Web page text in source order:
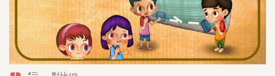
適合9-12歲少年
中英文個性化圖書
《孩子的夢》角色扮演小舞
台